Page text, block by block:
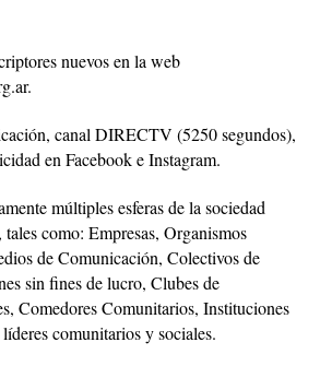
nuevos en la web
canal DIRECTV (5250 segundos),
en Facebook e Instagram.
múltiples esferas de la sociedad
como: Empresas, Organismos
de Comunicación, Colectivos de
sin fines de lucro, Clubes de
Comedores Comunitarios, Instituciones
comunitarios y sociales.